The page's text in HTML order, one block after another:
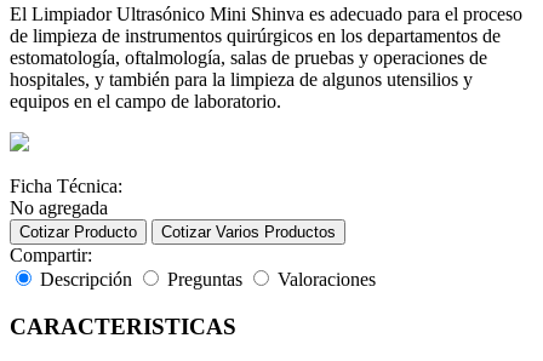
El Limpiador Ultrasónico Mini Shinva es adecuado para el proceso
de limpieza de instrumentos quirúrgicos en los departamentos de
estomatología, oftalmología, salas de pruebas y operaciones de
hospitales, y también para la limpieza de algunos utensilios y
equipos en el campo de laboratorio.
Ficha Técnica:
No agregada
Cotizar Producto Cotizar Varios Productos
Compartir:
Descripción
Preguntas Valoraciones
CARACTERISTICAS